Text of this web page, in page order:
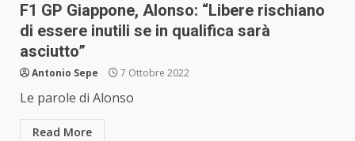
F1 GP Giappone, Alonso: “Libere rischiano
di essere inutili se in qualifica sarà
asciutto”
Antonio Sepe 7 Ottobre 2022
Le parole di Alonso
Read More